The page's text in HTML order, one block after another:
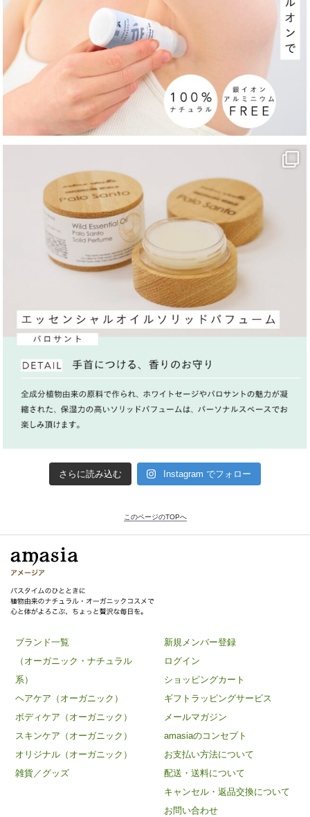
さらに読み込む Instagram でフォロー
このページのTOPへ
ブランド一覧
（オーガニック・ナチュラル
系）
ヘアケア（オーガニック）
ボディケア（オーガニック）
スキンケア（オーガニック）
オリジナル（オーガニック）
雑貨／グッズ
新規メンバー登録
ログイン
ショッピングカート
ギフトラッピングサービス
メールマガジン
amasiaのコンセプト
お支払い方法について
配送・送料について
キャンセル・返品交換について
お問い合わせ